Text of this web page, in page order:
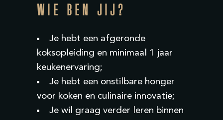
WIE BEN JIJ?
Je hebt een afgeronde
koksopleiding en minimaal 1 jaar
keukenervaring;
Je hebt een onstilbare honger
voor koken en culinaire innovatie;
Je wil graag verder leren binnen